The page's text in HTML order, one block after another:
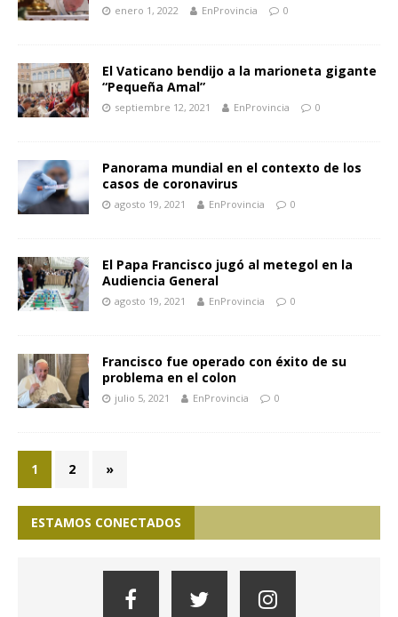
enero 1, 2022 EnProvincia 0
El Vaticano bendijo a la marioneta gigante
“Pequeña Amal”
septiembre 12, 2021 EnProvincia 0
Panorama mundial en el contexto de los
casos de coronavirus
agosto 19, 2021 EnProvincia 0
El Papa Francisco jugó al metegol en la
Audiencia General
agosto 19, 2021 EnProvincia 0
Francisco fue operado con éxito de su
problema en el colon
julio 5, 2021 EnProvincia 0
1 2 »
ESTAMOS CONECTADOS